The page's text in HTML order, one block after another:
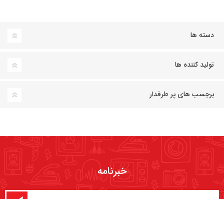
دسته ها
تولید کننده ها
برچسب های پر طرفدار
خبرنامه